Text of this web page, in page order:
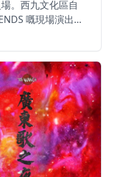
。西九文化區自
嘅現場演出，
音樂企劃，專門為
表演者提供舞
意，係週末夜晚
音樂。 📅 日
⏰ 時間：晚上
由空間戶外空間